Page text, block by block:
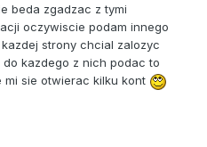
beda zgadzac z tymi
oczywiscie podam innego
strony chcial zalozyc
kazdego z nich podac to
sie otwierac kilku kont